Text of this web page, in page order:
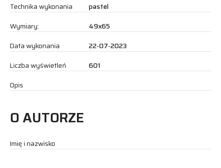
Technika wykonania
pastel
Wymiary:
49x65
Data wykonania
22-07-2023
Liczba wyświetleń
601
Opis
O AUTORZE
Imię i nazwisko